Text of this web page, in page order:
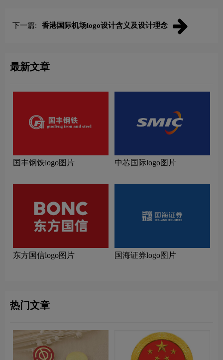
下一篇: 香港国际机场logo设计含义及设计理念
最新文章
国丰钢铁logo图片 中芯国际logo图片
东方国信logo图片 国海证券logo图片
热门文章